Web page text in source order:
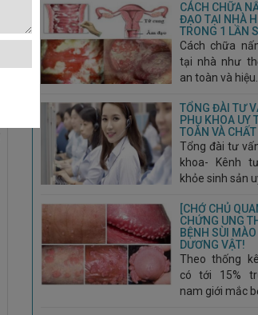
CÁCH CHỮA
ĐẠO TẠI NHÀ
TRONG 1 LẦN
Cách chữa
tại nhà như
an toàn và
TỔNG ĐÀI TƯ
PHỤ KHOA UY
TOÀN VÀ
Tổng đài tư
khoa- Kênh
khỏe sinh sản
[CHỚ CHỦ
CHỨNG UNG
BỆNH SÙI
DƯƠNG VẬT!
Theo thống
có tới 15%
nam giới mắc